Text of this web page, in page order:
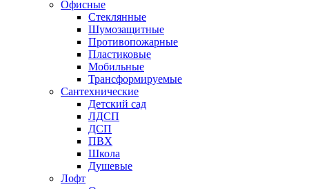
Офисные
Стеклянные
Шумозащитные
Противопожарные
Пластиковые
Мобильные
Трансформируемые
Сантехнические
Детский сад
ЛДСП
ДСП
ПВХ
Школа
Душевые
Лофт